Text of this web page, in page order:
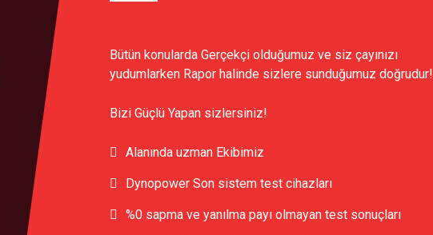
Bütün konularda Gerçekçi olduğumuz ve siz çayınızı
yudumlarken Rapor halinde sizlere sunduğumuz doğrudur!
Bizi Güçlü Yapan sizlersiniz!
Alanında uzman Ekibimiz
Dynopower Son sistem test cihazları
%0 sapma ve yanılma payı olmayan test sonuçları